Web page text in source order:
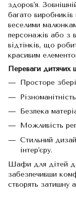
здоров'я.
багато
веселими
персонажів або з
відтінків, що
красивим
Переваги дитячих
Просторе
Безпека
Можливість
Стильний
інтер'єру.
Шафи для дітей
забезпечивши
створять затишну